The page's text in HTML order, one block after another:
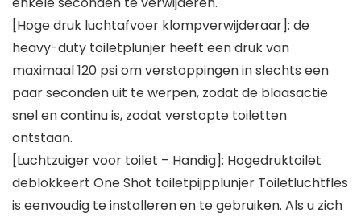
[Hoge druk luchtafvoer klompverwijderaar]: de
heavy-duty toiletplunjer heeft een druk van
maximaal 120 psi om verstoppingen in slechts een
paar seconden uit te werpen, zodat de blaasactie
snel en continu is, zodat verstopte toiletten
ontstaan.
[Luchtzuiger voor toilet – Handig]: Hogedruktoilet
deblokkeert One Shot toiletpijpplunjer Toiletluchtfles
is eenvoudig te installeren en te gebruiken. Als u zich